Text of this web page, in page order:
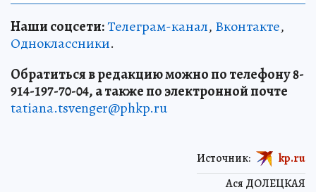
Наши соцсети:Телеграм-канал
Одноклассники.
Обратиться в редакцию можно по телефону 8-
914-197-70-04, а также по электронной почте
Источник: kp.ru